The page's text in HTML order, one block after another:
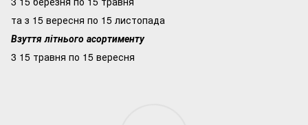
та з 15 вересня по 15 листопада
Взуття літнього асортименту
3 15 травня по 15 вересня